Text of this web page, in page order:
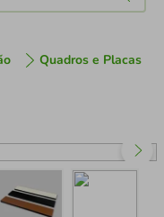
Quadros e Placas